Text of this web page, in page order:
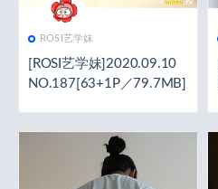
ROSI艺学妹
[ROSI艺学妹]2020.09.10
NO.187[63+1P／79.7MB]